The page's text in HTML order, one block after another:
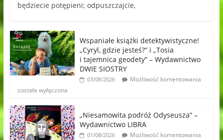
będziecie potępieni; odpuszczajcie,
Wspaniałe książki detektywistyczne!
„Cyryl, gdzie jesteś?” i „Tosia
i tajemnica geodety” – Wydawnictwo
DWIE SIOSTRY
03/08/2026
Możliwość komentowania
została wyłączona
„Niesamowita podróż Odyseusza” –
Wydawnictwo LIBRA
01/08/2026
Możliwość komentowania